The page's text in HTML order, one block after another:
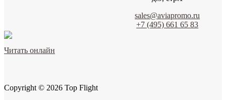
Читать онлайн
sales@aviapromo.ru
+7 (495) 661 65 83
Copyright © 2026 Top Flight